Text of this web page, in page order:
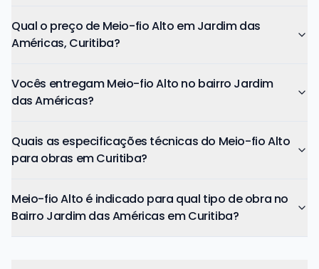
Qual o preço de Meio-fio Alto em Jardim das
Américas, Curitiba?
Vocês entregam Meio-fio Alto no bairro Jardim
das Américas?
Quais as especificações técnicas do Meio-fio Alto
para obras em Curitiba?
Meio-fio Alto é indicado para qual tipo de obra no
Bairro Jardim das Américas em Curitiba?